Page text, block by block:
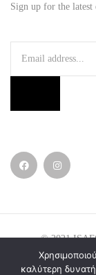
Sign up for the latest
© 2021
καλύτερη